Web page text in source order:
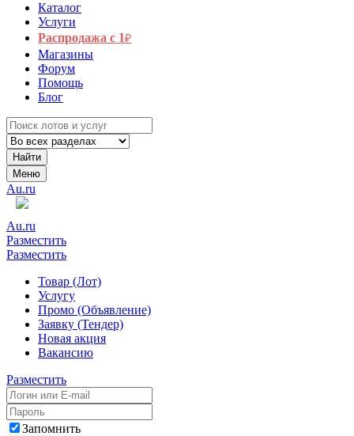
Каталог
Услуги
Распродажа с 1₽
Магазины
Форум
Помощь
Блог
Найти
Меню
Au.ru
Au.ru
Разместить
Разместить
Товар (Лот)
Услугу
Промо (Объявление)
Заявку (Тендер)
Новая акция
Вакансию
Разместить
Запомнить